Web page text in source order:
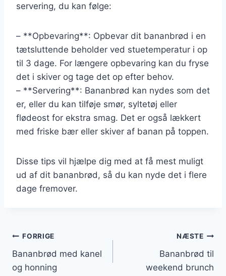
servering, du kan følge:
– **Opbevaring**: Opbevar dit bananbrød i en
tætsluttende beholder ved stuetemperatur i op
til 3 dage. For længere opbevaring kan du fryse
det i skiver og tage det op efter behov.
– **Servering**: Bananbrød kan nydes som det
er, eller du kan tilføje smør, syltetøj eller
flødeost for ekstra smag. Det er også lækkert
med friske bær eller skiver af banan på toppen.
Disse tips vil hjælpe dig med at få mest muligt
ud af dit bananbrød, så du kan nyde det i flere
dage fremover.
Indlægsnavigation
FORRIGE
Bananbrød med kanel
og honning
NÆSTE
Bananbrød til
weekend brunch